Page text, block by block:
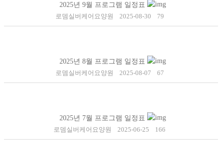
2025년 9월 프로그램 일정표
로뎀실버케어요양원
2025-08-30 79
2025년 8월 프로그램 일정표
로뎀실버케어요양원
2025-08-07 67
2025년 7월 프로그램 일정표
로뎀실버케어요양원
2025-06-25 166